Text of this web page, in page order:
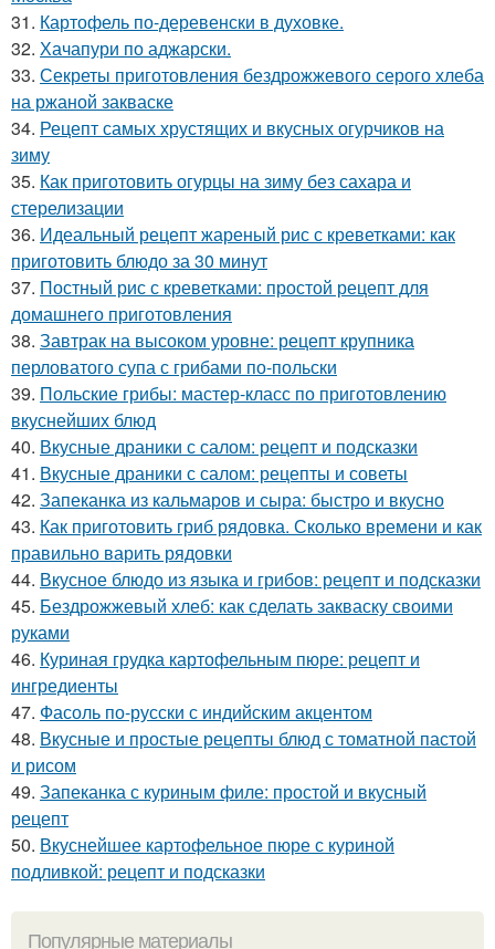
31. Картофель по-деревенски в духовке.
32. Хачапури по аджарски.
33. Секреты приготовления бездрожжевого серого хлеба
на ржаной закваске
34. Рецепт самых хрустящих и вкусных огурчиков на
зиму
35. Как приготовить огурцы на зиму без сахара и
стерелизации
36. Идеальный рецепт жареный рис с креветками: как
приготовить блюдо за 30 минут
37. Постный рис с креветками: простой рецепт для
домашнего приготовления
38. Завтрак на высоком уровне: рецепт крупника
перловатого супа с грибами по-польски
39. Польские грибы: мастер-класс по приготовлению
вкуснейших блюд
40. Вкусные драники с салом: рецепт и подсказки
41. Вкусные драники с салом: рецепты и советы
42. Запеканка из кальмаров и сыра: быстро и вкусно
43. Как приготовить гриб рядовка. Сколько времени и как
правильно варить рядовки
44. Вкусное блюдо из языка и грибов: рецепт и подсказки
45. Бездрожжевый хлеб: как сделать закваску своими
руками
46. Куриная грудка картофельным пюре: рецепт и
ингредиенты
47. Фасоль по-русски с индийским акцентом
48. Вкусные и простые рецепты блюд с томатной пастой
и рисом
49. Запеканка с куриным филе: простой и вкусный
рецепт
50. Вкуснейшее картофельное пюре с куриной
подливкой: рецепт и подсказки
Популярные материалы